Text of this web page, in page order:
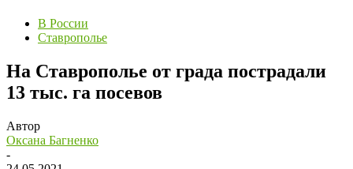
В России
Ставрополье
На Ставрополье от града пострадали
13 тыс. га посевов
Автор
Оксана Багненко
-